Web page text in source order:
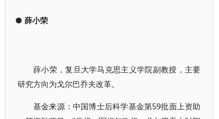
● 薛小荣
薛小荣，复旦大学马克思主义学院副教授，主要
研究方向为戈尔巴乔夫改革。
基金来源：中国博士后科学基金第59批面上资助